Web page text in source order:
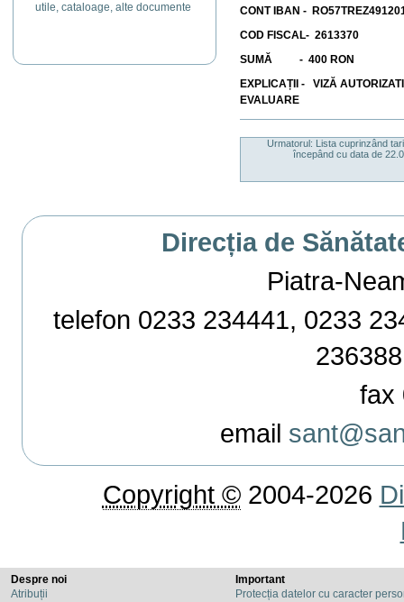
utile, cataloage, alte documente
CONT IBAN -
COD FISCAL- 2613370
SUMĂ - 400 RON
EXPLICAȚII - VIZĂ
EVALUARE
documentUrmatorul: Lista cuprinzând
începând cu data de
Direcția de
Piatra-
telefon 0233 234441, 0233
fax
email
Copyright ©2004-2026
Despre noi
Atribuții
Important
Protecția datelor cu caracter